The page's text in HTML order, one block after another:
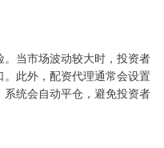
当市场波动较大时，投资者
此外，配资代理通常会设置
统会自动平仓，避免投资者